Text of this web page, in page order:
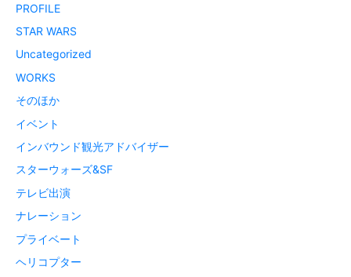
PROFILE
STAR WARS
Uncategorized
WORKS
そのほか
イベント
インバウンド観光アドバイザー
スターウォーズ&SF
テレビ出演
ナレーション
プライベート
ヘリコプター